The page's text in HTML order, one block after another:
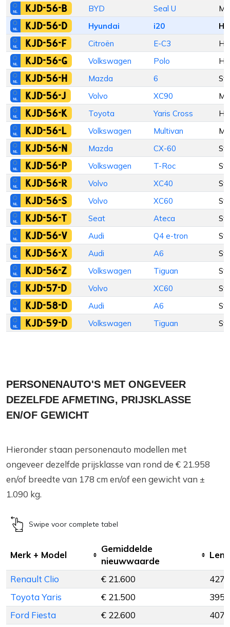
KJD-56-B BYD Seal U
KJD-56-D Hyundai i20
KJD-56-F Citroën E-C3
KJD-56-G Volkswagen Polo
KJD-56-H Mazda 6
KJD-56-J Volvo XC90
KJD-56-K Toyota Yaris Cross
KJD-56-L Volkswagen Multivan
KJD-56-N Mazda CX-60
KJD-56-P Volkswagen T-Roc
KJD-56-R Volvo XC40
KJD-56-S Volvo XC60
KJD-56-T Seat Ateca
KJD-56-V Audi Q4 e-tron
KJD-56-X Audi A6
KJD-56-Z Volkswagen Tiguan
KJD-57-D Volvo XC60
KJD-58-D Audi A6
KJD-59-D Volkswagen Tiguan
PERSONENAUTO'S MET ONGEVEER
DEZELFDE AFMETING, PRIJSKLASSE
EN/OF GEWICHT
Hieronder staan personenauto modellen met
ongeveer dezelfde prijsklasse van rond de € 21.958
en/of breedte van 178 cm en/of een gewicht van ±
1.090 kg.
Swipe voor complete tabel
Merk + Model
Gemiddelde
nieuwwaarde
Renault Clio € 21.600
427
Toyota Yaris
€ 21.500
395
Ford Fiesta
€ 22.600
407